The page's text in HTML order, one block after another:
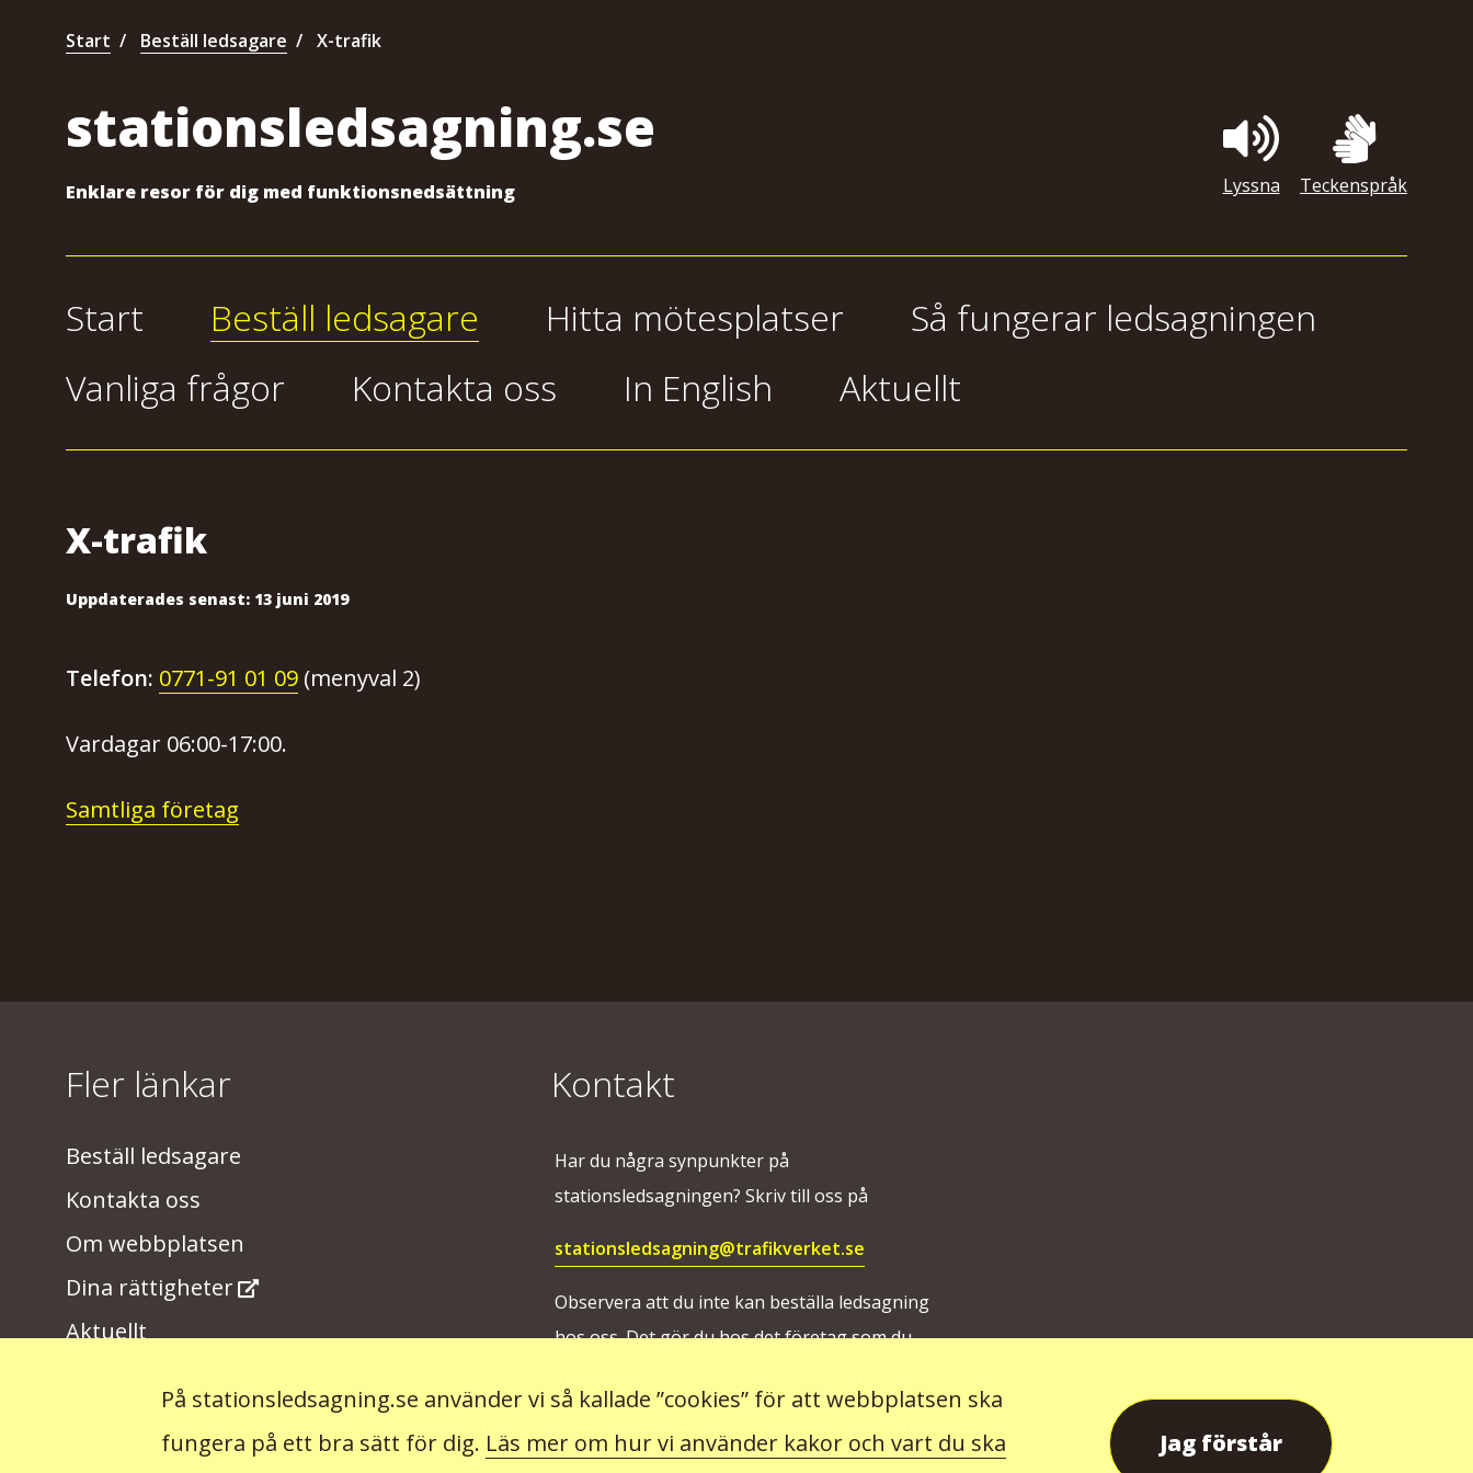
Start Beställ ledsagare X-trafik
stationsledsagning.se
Enklare resor för dig med funktionsnedsättning Lyssna Teckenspråk
Start Beställ ledsagare Hitta mötesplatser
Så fungerar ledsagningen
Vanliga frågor
Kontakta oss In English Aktuellt
På stationsledsagning.se använder vi så kallade ”cookies” för att webbplatsen ska
fungera på ett bra sätt för dig. Läs mer om hur vi använder kakor och vart du ska
Jag förstår
X-trafik
Uppdaterades senast: 13 juni 2019
Telefon: 0771-91 01 09 (menyval 2)
Vardagar 06:00-17:00.
Samtliga företag
Fler länkar
Beställ ledsagare
Kontakta oss
Om webbplatsen
Dina rättigheter
Aktuellt
Kontakt
Har du några synpunkter på
stationsledsagningen? Skriv till oss på
stationsledsagning@trafikverket.se
Observera att du inte kan beställa ledsagning
hos oss. Det gör du hos det företag som du